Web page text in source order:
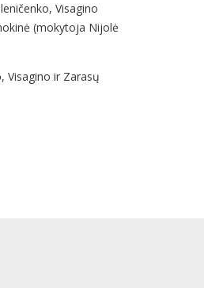
Visagino
(mokytoja Nijolė
Visagino ir Zarasų